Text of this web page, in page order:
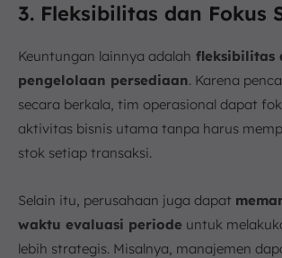
3. Fleksibilitas dan Fokus
Keuntungan lainnya adalah fleksibilitas
pengelolaan persediaan. Karena
secara berkala, tim operasional dapat
aktivitas bisnis utama tanpa harus
stok setiap transaksi.
Selain itu, perusahaan juga dapat
waktu evaluasi periode untuk
lebih strategis. Misalnya, manajemen